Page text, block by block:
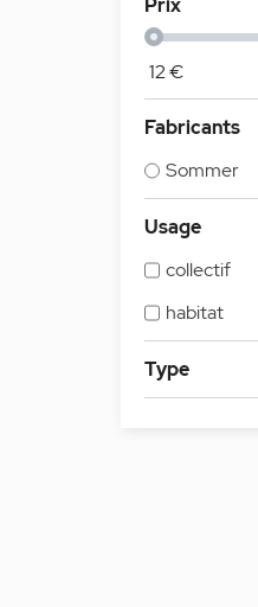
Prix
12€
Fabricants
Sommer
Usage
collectif
habitat
Type